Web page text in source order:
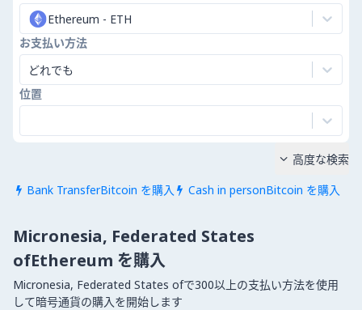
Ethereum - ETH
お支払い方法
どれでも
位置
 Bank TransferBitcoin を購入  Cash in personBitcoin を購入
 高度な検索
Micronesia, Federated States
ofEthereum を購入
Micronesia, Federated States ofで300以上の支払い方法を使用
して暗号通貨の購入を開始します